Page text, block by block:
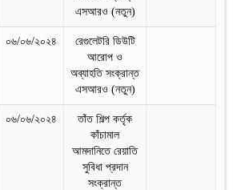
এসআরও (নতুন)
০৬/০৬/২০২৪
রেগুলেটরি ডিউটি
আরোপ ও
অব্যাহতি সংক্রান্ত
এসআরও (নতুন)
০৬/০৬/২০২৪
তাঁত শিল্প কর্তৃক
কাঁচামাল
আমদানিতে রেয়াতি
সুবিধা প্রদান
সংক্রান্ত